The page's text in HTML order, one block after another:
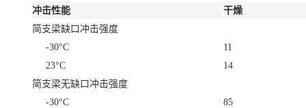
冲击性能
干燥
简支梁缺口冲击强度
-30°C
11
23°C
14
简支梁无缺口冲击强度
-30°C
85